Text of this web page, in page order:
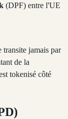
(DPF) entre l'UE
transite jamais par
de la
tokenisé côté